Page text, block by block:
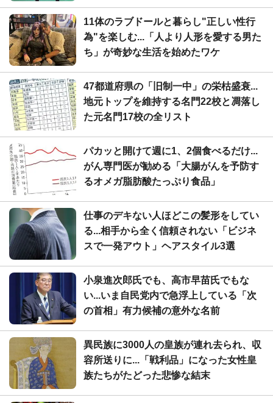
11体のラブドールと暮らし"正しい性行
為"を楽しむ...「人より人形を愛する男た
ち」が奇妙な生活を始めたワケ
47都道府県の「旧制一中」の栄枯盛衰...
地元トップを維持する名門22校と凋落し
た元名門17校の全リスト
パカッと開けて週に1、2個食べるだけ...
がん専門医が勧める「大腸がんを予防す
るオメガ脂肪酸たっぷり食品」
仕事のデキない人ほどこの髪形をしてい
る...相手から全く信頼されない「ビジネ
スで一発アウト」ヘアスタイル3選
小泉進次郎氏でも、高市早苗氏でもな
い...いま自民党内で急浮上している「次
の首相」有力候補の意外な名前
異民族に3000人の皇族が連れ去られ、収
容所送りに...「戦利品」になった女性皇
族たちがたどった悲惨な結末